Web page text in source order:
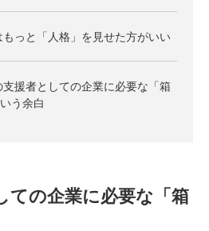
っと「人格」を見せた方がいい
援者としての企業に必要な「箱
う余白
ての企業に必要な「箱